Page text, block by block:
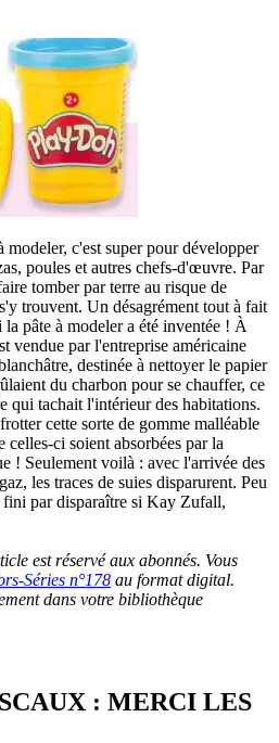
modeler, c'est super pour développer
poules et autres chefs-d'œuvre. Par
tomber par terre au risque de
trouvent. Un désagrément tout à fait
pâte à modeler a été inventée ! À
vendue par l'entreprise américaine
destinée à nettoyer le papier
du charbon pour se chauffer, ce
qui tachait l'intérieur des habitations.
cette sorte de gomme malléable
celles-ci soient absorbées par la
! Seulement voilà : avec l'arrivée des
les traces de suies disparurent. Peu
fini par disparaître si Kay Zufall,
est réservé aux abonnés. Vous
Séries n°178 au format digital.
dans votre bibliothèque
: MERCI LES